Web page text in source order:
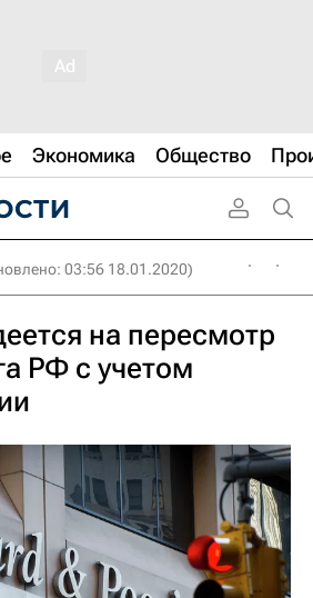
Экономика Общество
03:56 18.01.2020)
на пересмотр
РФ с учетом